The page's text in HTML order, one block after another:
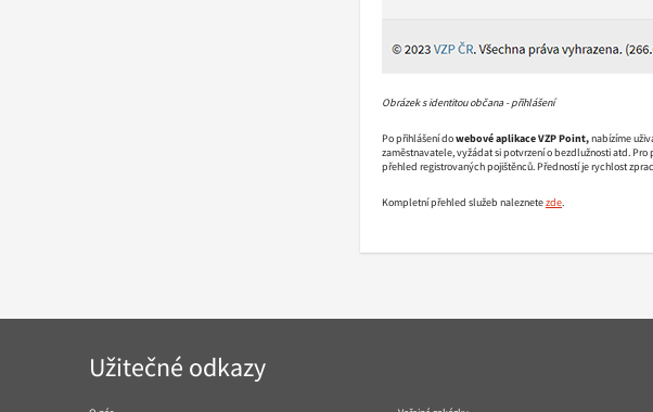
Obrázek s identitou občana - přihlášení
Po přihlášení dowebové aplikace VZP Point,nabízíme
zaměstnavatele, vyžádat si potvrzení o bezdlužnosti atd.
přehled registrovaných pojištěnců. Předností je rychlost
Kompletní přehled služeb naleznetezde.
Navigace
Užitečné odkazy